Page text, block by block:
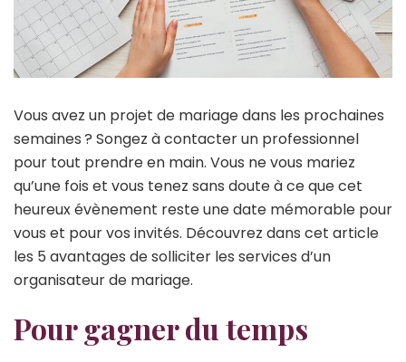
Vous avez un projet de mariage dans les prochaines
semaines ? Songez à contacter un professionnel
pour tout prendre en main. Vous ne vous mariez
qu’une fois et vous tenez sans doute à ce que cet
heureux évènement reste une date mémorable pour
vous et pour vos invités. Découvrez dans cet article
les 5 avantages de solliciter les services d’un
organisateur de mariage.
Pour gagner du temps